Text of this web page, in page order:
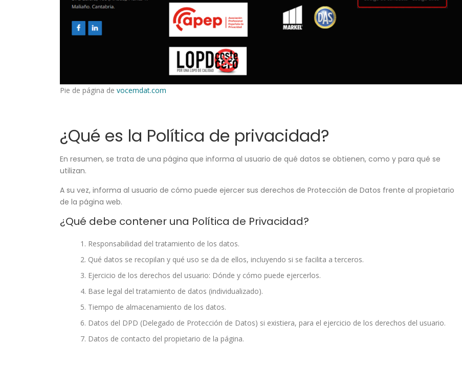
Pie de página de vocemdat.com
¿Qué es la Política de privacidad?
En resumen, se trata de una página que informa al usuario de qué datos se obtienen, como y para qué se
utilizan.
A su vez, informa al usuario de cómo puede ejercer sus derechos de Protección de Datos frente al propietario
de la página web.
¿Qué debe contener una Política de Privacidad?
Responsabilidad del tratamiento de los datos.
Qué datos se recopilan y qué uso se da de ellos, incluyendo si se facilita a terceros.
Ejercicio de los derechos del usuario: Dónde y cómo puede ejercerlos.
Base legal del tratamiento de datos (individualizado).
Tiempo de almacenamiento de los datos.
Datos del DPD (Delegado de Protección de Datos) si existiera, para el ejercicio de los derechos del usuario.
Datos de contacto del propietario de la página.